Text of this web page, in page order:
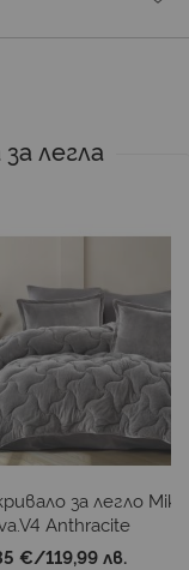
легла
за легло Mika
Anthracite
€/119,99 лв.